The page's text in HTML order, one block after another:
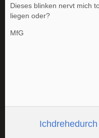
Dieses blinken nervt mich
liegen oder?
MfG
Ichdrehedurch